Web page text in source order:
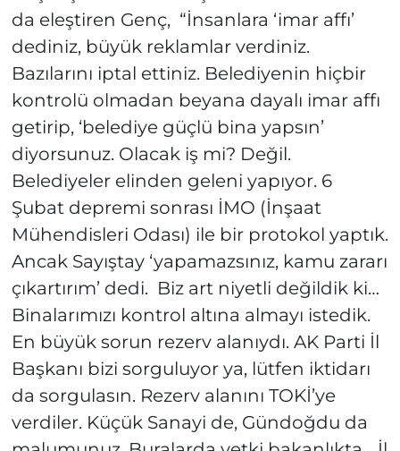
da eleştiren Genç, “İnsanlara ‘imar affı’
dediniz, büyük reklamlar verdiniz.
Bazılarını iptal ettiniz. Belediyenin hiçbir
kontrolü olmadan beyana dayalı imar affı
getirip, ‘belediye güçlü bina yapsın’
diyorsunuz. Olacak iş mi? Değil.
Belediyeler elinden geleni yapıyor. 6
Şubat depremi sonrası İMO (İnşaat
Mühendisleri Odası) ile bir protokol yaptık.
Ancak Sayıştay ‘yapamazsınız, kamu zararı
çıkartırım’ dedi. Biz art niyetli değildik ki…
Binalarımızı kontrol altına almayı istedik.
En büyük sorun rezerv alanıydı. AK Parti İl
Başkanı bizi sorguluyor ya, lütfen iktidarı
da sorgulasın. Rezerv alanını TOKİ’ye
verdiler. Küçük Sanayi de, Gündoğdu da